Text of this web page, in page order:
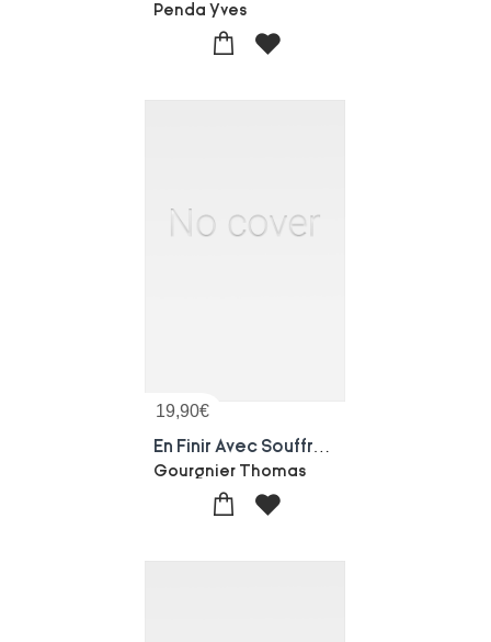
Penda Yves
19,90€
Gourgnier Thomas